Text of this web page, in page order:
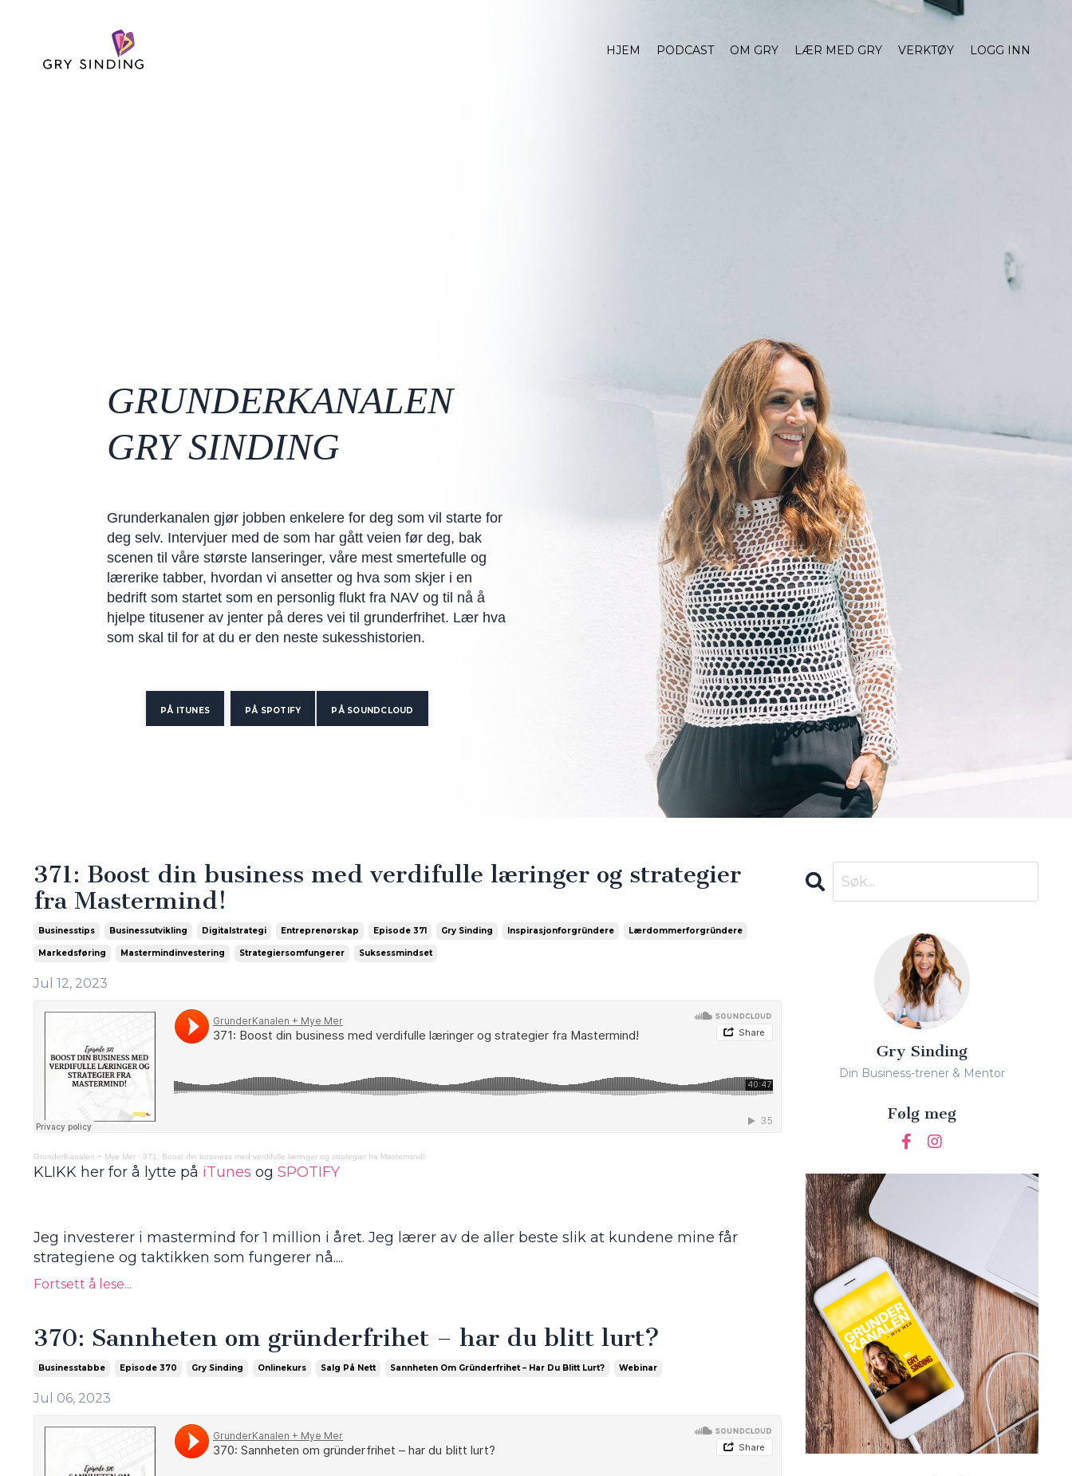
HJEM PODCAST OM GRY LÆR MED GRY VERKTØY LOGG INN
GRUNDERKANALEN
GRY SINDING
Grunderkanalen gjør jobben enkelere for deg som vil starte for
deg selv. Intervjuer med de som har gått veien før deg, bak
scenen til våre største lanseringer, våre mest smertefulle og
lærerike tabber, hvordan vi ansetter og hva som skjer i en
bedrift som startet som en personlig flukt fra NAV og til nå å
hjelpe titusener av jenter på deres vei til grunderfrihet. Lær hva
som skal til for at du er den neste sukesshistorien.
PÅ ITUNES PÅ SPOTIFY PÅ SOUNDCLOUD
371: Boost din business med verdifulle læringer og strategier
fra Mastermind!
Businesstips Businessutvikling Digitalstrategi Entreprenørskap Episode 371 Gry Sinding Inspirasjonforgründere Lærdommerforgründere
Markedsføring Mastermindinvestering Strategiersomfungerer Suksessmindset
Jul 12, 2023
GrunderKanalen + Mye Mer · 371: Boost din business med verdifulle læringer og strategier fra Mastermind!
KLIKK her for å lytte på iTunes og SPOTIFY
Jeg investerer i mastermind for 1 million i året. Jeg lærer av de aller beste slik at kundene mine får
strategiene og taktikken som fungerer nå....
Fortsett å lese...
370: Sannheten om gründerfrihet – har du blitt lurt?
Businesstabbe Episode 370 Gry Sinding Onlinekurs Salg På Nett Sannheten Om Gründerfrihet – Har Du Blitt Lurt? Webinar
Jul 06, 2023
Gry Sinding
Din Business-trener & Mentor
Følg meg